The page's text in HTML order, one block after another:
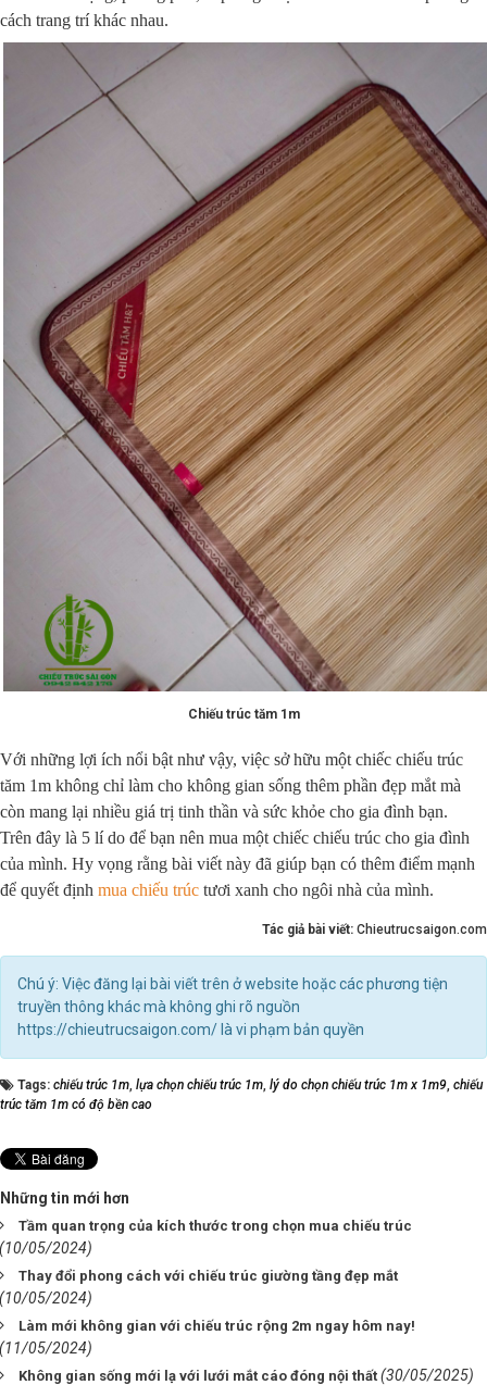
cách trang trí khác nhau.
Chiếu trúc tăm 1m
Với những lợi ích nổi bật như vậy, việc sở hữu một chiếc chiếu trúc
tăm 1m không chỉ làm cho không gian sống thêm phần đẹp mắt mà
còn mang lại nhiều giá trị tinh thần và sức khỏe cho gia đình bạn.
Trên đây là 5 lí do để bạn nên mua một chiếc chiếu trúc cho gia đình
của mình. Hy vọng rằng bài viết này đã giúp bạn có thêm điểm mạnh
để quyết định mua chiếu trúc tươi xanh cho ngôi nhà của mình.
Tác giả bài viết: Chieutrucsaigon.com
Chú ý: Việc đăng lại bài viết trên ở website hoặc các phương tiện
truyền thông khác mà không ghi rõ nguồn
https://chieutrucsaigon.com/ là vi phạm bản quyền
Tags: chiếu trúc 1m, lựa chọn chiếu trúc 1m, lý do chọn chiếu trúc 1m x 1m9, chiếu
trúc tăm 1m có độ bền cao
Những tin mới hơn
Tầm quan trọng của kích thước trong chọn mua chiếu trúc
(10/05/2024)
Thay đổi phong cách với chiếu trúc giường tầng đẹp mắt
(10/05/2024)
Làm mới không gian với chiếu trúc rộng 2m ngay hôm nay!
(11/05/2024)
Không gian sống mới lạ với lưới mắt cáo đóng nội thất (30/05/2025)